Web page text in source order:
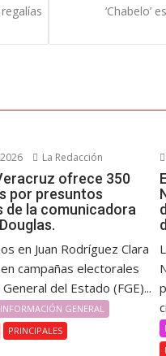
‘Chabelo’
La Redacción
ofrece 350
por presuntos
de la comunicadora
en Juan Rodríguez Clara
campañas electorales
General del Estado (FGE)...
INFORMACIÓN GENERAL
PRINCIPALES